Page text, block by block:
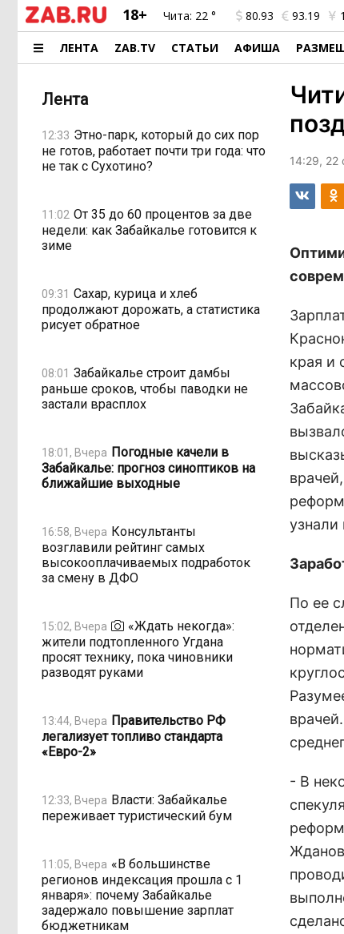
18+ Чита: 22 ° 80.93 93.19
ЛЕНТА ZAB.TV СТАТЬИ АФИША
Лента
12:33 Этно-парк, который до сих пор
не готов, работает почти три года: что
не так с Сухотино?
11:02 От 35 до 60 процентов за две
недели: как Забайкалье готовится к
зиме
09:31 Сахар, курица и хлеб
продолжают дорожать, а статистика
рисует обратное
08:01 Забайкалье строит дамбы
раньше сроков, чтобы паводки не
застали врасплох
18:01, Вчера Погодные качели в
Забайкалье: прогноз синоптиков на
ближайшие выходные
16:58, Вчера Консультанты
возглавили рейтинг самых
высокооплачиваемых подработок
за смену в ДФО
15:02, Вчера
«Ждать некогда»:
жители подтопленного Угдана
просят технику, пока чиновники
разводят руками
13:44, Вчера Правительство РФ
легализует топливо стандарта
«Евро-2»
12:33, Вчера Власти: Забайкалье
переживает туристический бум
11:05, Вчера «В большинстве
регионов индексация прошла с 1
января»: почему Забайкалье
задержало повышение зарплат
бюджетникам
14:29, 22
края и
По ее
- В